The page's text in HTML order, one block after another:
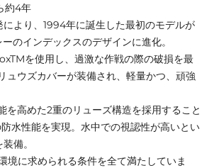
約4年
より、1994年に誕生した最初のモデルが
のインデックスのデザインに進化。
を使用し、過激な作戦の際の破損を最
ュウズカバーが装備され、軽量かつ、頑強
を高めた2重のリューズ構造を採用すること
水性能を実現。水中での視認性が高いとい
備。
境に求められる条件を全て満たしていま